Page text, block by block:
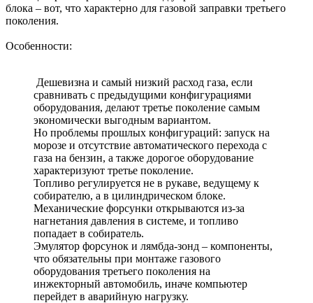
блока – вот, что характерно для газовой заправки третьего
поколения.
Особенности:
Дешевизна и самый низкий расход газа, если
сравнивать с предыдущими конфигурациями
оборудования, делают третье поколение самым
экономически выгодным вариантом.
Но проблемы прошлых конфигураций: запуск на
морозе и отсутствие автоматического перехода с
газа на бензин, а также дорогое оборудование
характеризуют третье поколение.
Топливо регулируется не в рукаве, ведущему к
собирателю, а в цилиндрическом блоке.
Механические форсунки открываются из-за
нагнетания давления в системе, и топливо
попадает в собиратель.
Эмулятор форсунок и лямбда-зонд – компоненты,
что обязательны при монтаже газового
оборудования третьего поколения на
инжекторный автомобиль, иначе компьютер
перейдет в аварийную нагрузку.